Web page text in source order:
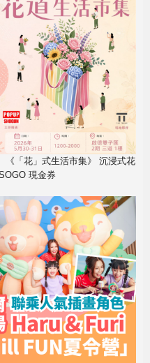
《「花」式生活市集》 沉浸式花
現金券